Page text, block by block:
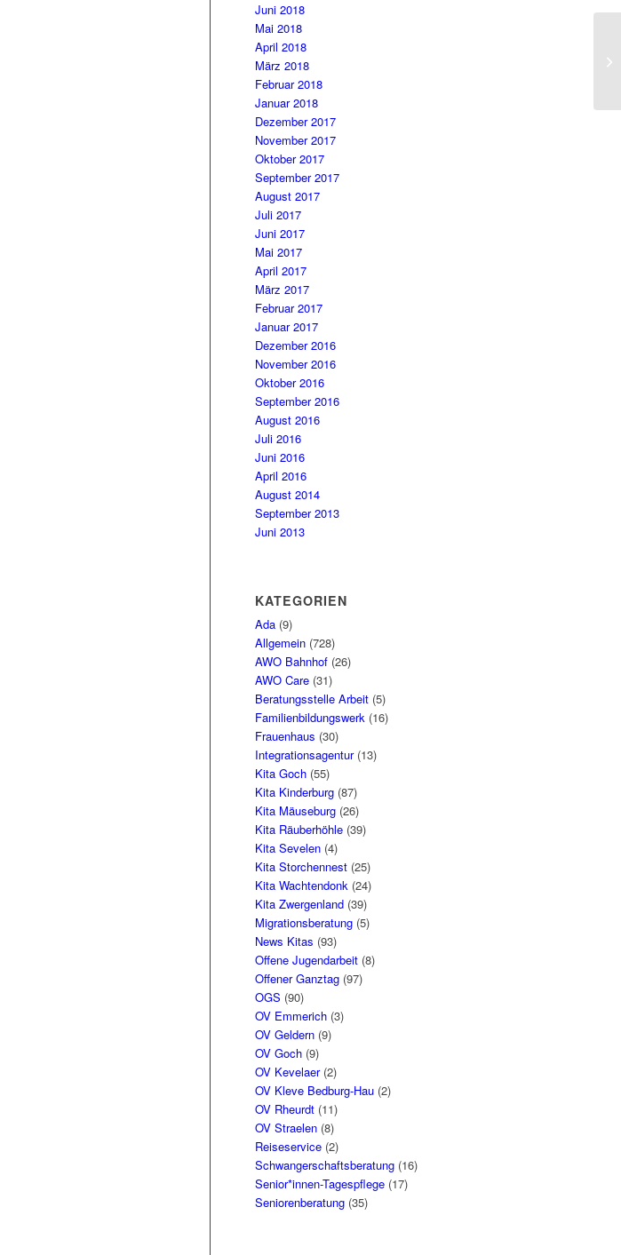
Juni 2018
Mai 2018
April 2018
März 2018
Februar 2018
Januar 2018
Dezember 2017
November 2017
Oktober 2017
September 2017
August 2017
Juli 2017
Juni 2017
Mai 2017
April 2017
März 2017
Februar 2017
Januar 2017
Dezember 2016
November 2016
Oktober 2016
September 2016
August 2016
Juli 2016
Juni 2016
April 2016
August 2014
September 2013
Juni 2013
KATEGORIEN
Ada (9)
Allgemein (728)
AWO Bahnhof (26)
AWO Care (31)
Beratungsstelle Arbeit (5)
Familienbildungswerk (16)
Frauenhaus (30)
Integrationsagentur(13)
Kita Goch (55)
Kita Kinderburg (87)
Kita Mäuseburg (26)
Kita Räuberhöhle (39)
Kita Sevelen (4)
Kita Storchennest (25)
Kita Wachtendonk (24)
Kita Zwergenland (39)
Migrationsberatung (5)
News Kitas (93)
Offene Jugendarbeit (8)
Offener Ganztag (97)
OGS (90)
OV Emmerich (3)
OV Geldern (9)
OV Goch (9)
OV Kevelaer(2)
OV Kleve Bedburg-Hau (2)
OV Rheurdt (11)
OV Straelen (8)
Reiseservice (2)
Schwangerschaftsberatung (16)
Senior*innen-Tagespflege (17)
Seniorenberatung (35)